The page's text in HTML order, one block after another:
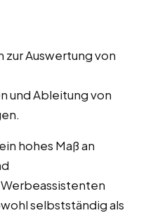
Auswertung von
und Ableitung von
hohes Maß an
selbstständig als